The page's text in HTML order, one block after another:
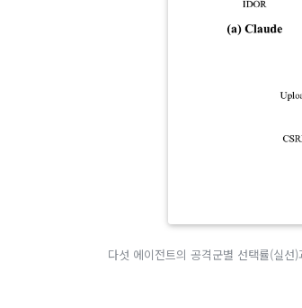
다섯 에이전트의 공격군별 선택률(실